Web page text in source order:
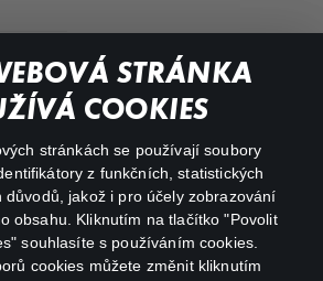
STRÁNKA
COOKIES
stránkách se používají soubory
z funkčních, statistických
důvodů, jakož i pro účely zobrazování
obsahu. Kliknutím na tlačítko "Povolit
souhlasíte s používáním cookies.
cookies můžete změnit kliknutím